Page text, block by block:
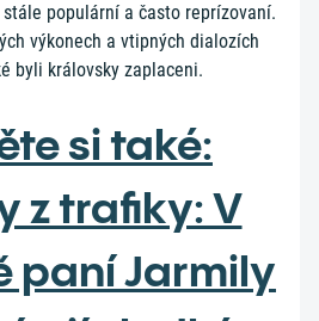
populární a často reprízovaní.
výkonech a vtipných dialozích
byli královsky zaplaceni.
si také:
z trafiky: V
paní Jarmily